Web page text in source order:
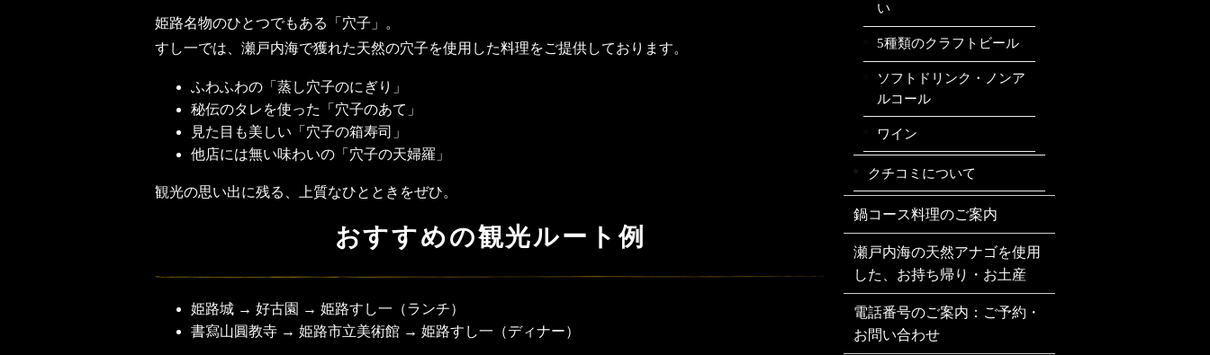
姫路名物のひとつでもある「穴子」。
すし一では、瀬戸内海で獲れた天然の穴子を使用した料理をご提供しております。
ふわふわの「蒸し穴子のにぎり」
秘伝のタレを使った「穴子のあて」
見た目も美しい「穴子の箱寿司」
他店には無い味わいの「穴子の天婦羅」
観光の思い出に残る、上質なひとときをぜひ。
おすすめの観光ルート例
姫路城 → 好古園 → 姫路すし一（ランチ）
書寫山圓教寺 → 姫路市立美術館 → 姫路すし一（ディナー）
い
5種類のクラフトビール
ソフトドリンク・ノンア
ルコール
ワイン
クチコミについて
鍋コース料理のご案内
瀬戸内海の天然アナゴを使用
した、お持ち帰り・お土産
電話番号のご案内：ご予約・
お問い合わせ